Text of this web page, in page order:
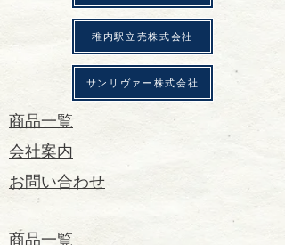
稚内駅立売株式会社
サンリヴァー株式会社
商品一覧
会社案内
お問い合わせ
商品一覧